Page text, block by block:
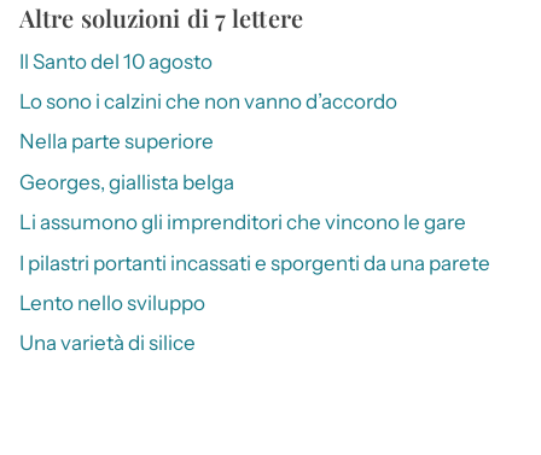
Altre soluzioni di 7 lettere
Il Santo del 10 agosto
Lo sono i calzini che non vanno d’accordo
Nella parte superiore
Georges, giallista belga
Li assumono gli imprenditori che vincono le gare
I pilastri portanti incassati e sporgenti da una parete
Lento nello sviluppo
Una varietà di silice